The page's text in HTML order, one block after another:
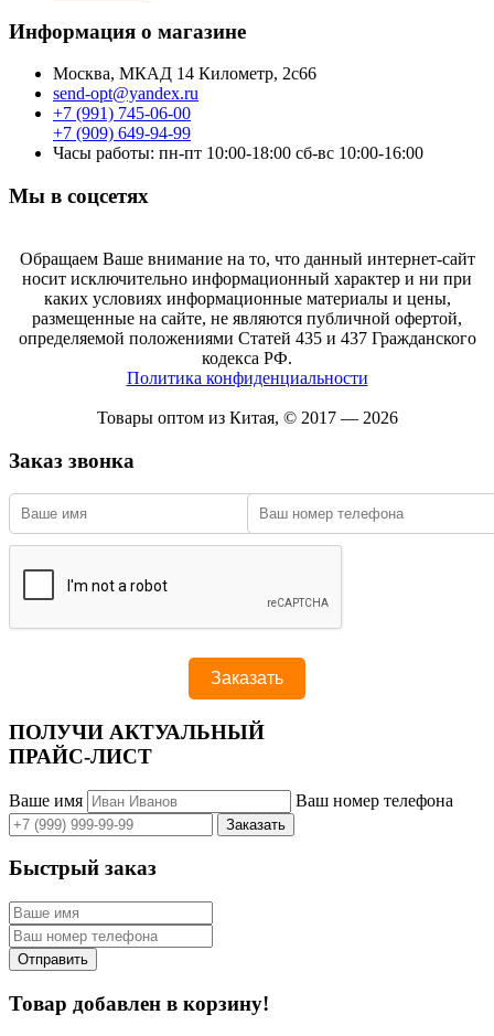
Информация о магазине
Москва, МКАД 14 Километр, 2с66
send-opt@yandex.ru
+7 (991) 745-06-00
+7 (909) 649-94-99
Часы работы: пн-пт 10:00-18:00 сб-вс 10:00-16:00
Мы в соцсетях
Обращаем Ваше внимание на то, что данный интернет-сайт
носит исключительно информационный характер и ни при
каких условиях информационные материалы и цены,
размещенные на сайте, не являются публичной офертой,
определяемой положениями Статей 435 и 437 Гражданского
кодекса РФ.
Политика конфиденциальности
Товары оптом из Китая, © 2017 — 2026
Заказ звонка
ПОЛУЧИ АКТУАЛЬНЫЙ
ПРАЙС-ЛИСТ
Ваше имя Ваш номер телефона
Быстрый заказ
Товар добавлен в корзину!